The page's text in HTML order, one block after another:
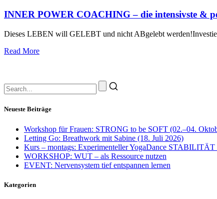
INNER POWER COACHING – die intensivste &
Dieses LEBEN will GELEBT und nicht ABgelebt
Read More
Neueste Beiträge
Workshop für Frauen: STRONG to be SOFT (02.–04.
Letting Go: Breathwork mit Sabine (18. Juli 2026)
Kurs – montags: Experimenteller YogaDance
WORKSHOP: WUT – als Ressource nutzen
EVENT: Nervensystem tief entspannen lernen
Kategorien